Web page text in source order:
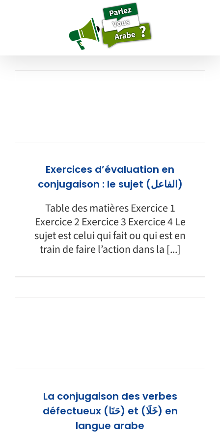
Exercices d’évaluation en
conjugaison : le sujet (الفاعل)
Table des matières Exercice 1
Exercice 2 Exercice 3 Exercice 4 Le
sujet est celui qui fait ou qui est en
train de faire l’action dans la [...]
La conjugaison des verbes
défectueux (حَنَا) et (خَلَا) en
langue arabe